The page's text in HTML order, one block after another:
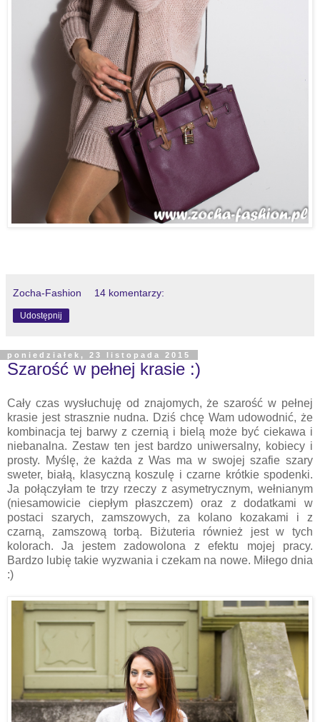
Zocha-Fashion 14 komentarzy:
Udostępnij
poniedziałek, 23 listopada 2015
Szarość w pełnej krasie :)
Cały czas wysłuchuję od znajomych, że szarość w pełnej
krasie jest strasznie nudna. Dziś chcę Wam udowodnić, że
kombinacja tej barwy z czernią i bielą może być ciekawa i
niebanalna. Zestaw ten jest bardzo uniwersalny, kobiecy i
prosty. Myślę, że każda z Was ma w swojej szafie szary
sweter, białą, klasyczną koszulę i czarne krótkie spodenki.
Ja połączyłam te trzy rzeczy z asymetrycznym, wełnianym
(niesamowicie ciepłym płaszczem) oraz z dodatkami w
postaci szarych, zamszowych, za kolano kozakami i z
czarną, zamszową torbą. Biżuteria również jest w tych
kolorach. Ja jestem zadowolona z efektu mojej pracy.
Bardzo lubię takie wyzwania i czekam na nowe. Miłego dnia
:)